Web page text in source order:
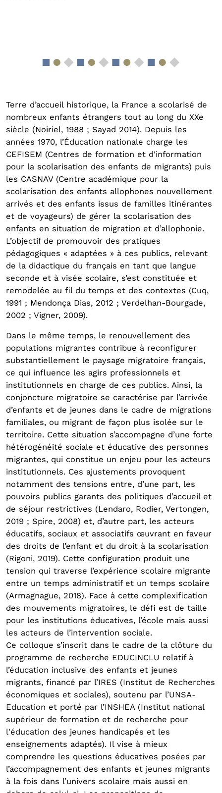
Terre d’accueil historique, la France a scolarisé de
nombreux enfants étrangers tout au long du XXe
siècle (Noiriel, 1988 ; Sayad 2014). Depuis les
années 1970, l’Éducation nationale charge les
CEFISEM (Centres de formation et d'information
pour la scolarisation des enfants de migrants) puis
les CASNAV (Centre académique pour la
scolarisation des enfants allophones nouvellement
arrivés et des enfants issus de familles itinérantes
et de voyageurs) de gérer la scolarisation des
enfants en situation de migration et d’allophonie.
L’objectif de promouvoir des pratiques
pédagogiques « adaptées » à ces publics, relevant
de la didactique du français en tant que langue
seconde et à visée scolaire, s’est constituée et
remodelée au fil du temps et des contextes (Cuq,
1991 ; Mendonça Dias, 2012 ; Verdelhan-Bourgade,
2002 ; Vigner, 2009).
Dans le même temps, le renouvellement des
populations migrantes contribue à reconfigurer
substantiellement le paysage migratoire français,
ce qui influence les agirs professionnels et
institutionnels en charge de ces publics. Ainsi, la
conjoncture migratoire se caractérise par l’arrivée
d’enfants et de jeunes dans le cadre de migrations
familiales, ou migrant de façon plus isolée sur le
territoire. Cette situation s’accompagne d’une forte
hétérogénéité sociale et éducative des personnes
migrantes, qui constitue un enjeu pour les acteurs
institutionnels. Ces ajustements provoquent
notamment des tensions entre, d’une part, les
pouvoirs publics garants des politiques d’accueil et
de séjour restrictives (Lendaro, Rodier, Vertongen,
2019 ; Spire, 2008) et, d’autre part, les acteurs
éducatifs, sociaux et associatifs œuvrant en faveur
des droits de l’enfant et du droit à la scolarisation
(Rigoni, 2019). Cette configuration produit une
tension qui traverse l’expérience scolaire migrante
entre un temps administratif et un temps scolaire
(Armagnague, 2018). Face à cette complexification
des mouvements migratoires, le défi est de taille
pour les institutions éducatives, l’école mais aussi
les acteurs de l’intervention sociale.
Ce colloque s’inscrit dans le cadre de la clôture du
programme de recherche EDUCINCLU relatif à
l’éducation inclusive des enfants et jeunes
migrants, financé par l’IRES (Institut de Recherches
économiques et sociales), soutenu par l’UNSA-
Education et porté par l’INSHEA (Institut national
supérieur de formation et de recherche pour
l'éducation des jeunes handicapés et les
enseignements adaptés). Il vise à mieux
comprendre les questions éducatives posées par
l’accompagnement des enfants et jeunes migrants
à la fois dans l’univers scolaire mais aussi en